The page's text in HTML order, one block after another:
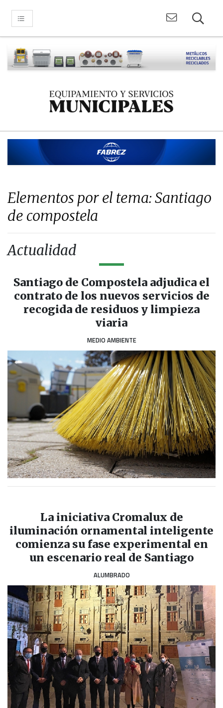
Elementos por el tema: Santiago
de compostela
Actualidad
Santiago de Compostela adjudica el
contrato de los nuevos servicios de
recogida de residuos y limpieza
viaria
MEDIO AMBIENTE
La iniciativa Cromalux de
iluminación ornamental inteligente
comienza su fase experimental en
un escenario real de Santiago
ALUMBRADO